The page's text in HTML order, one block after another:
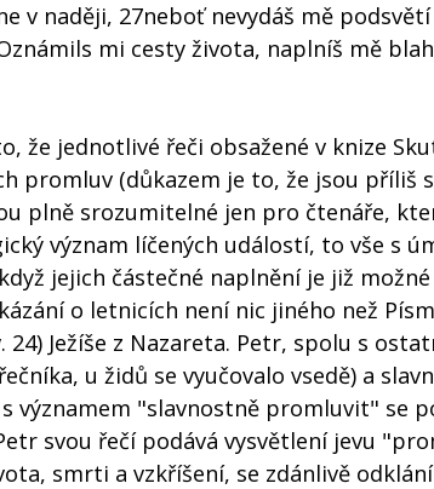
v naději, 27neboť nevydáš mě
mi cesty života, naplníš mě
že jednotlivé řeči obsažené v knize
promluv (důkazem je to, že jsou příliš
plně srozumitelné jen pro čtenáře,
význam líčených událostí, to vše s
jejich částečné naplnění je již
o letnicích není nic jiného než
24) Ježíše z Nazareta. Petr, spolu s
u židů se vyučovalo vsedě) a
významem "slavnostně promluvit" se
svou řečí podává vysvětlení jevu
smrti a vzkříšení, se zdánlivě